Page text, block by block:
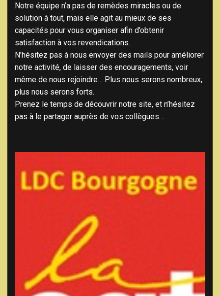
Notre équipe n’a pas de remèdes miracles ou de
solution à tout, mais elle agit au mieux de ses
capacités pour vous organiser afin d’obtenir
satisfaction à vos revendications.
N’hésitez pas à nous envoyer des mails pour améliorer
notre activité, de laisser des encouragements, voir
même de nous rejoindre… Plus nous serons nombreux,
plus nous serons forts.
Prenez le temps de découvrir notre site, et n’hésitez
pas à le partager auprès de vos collègues…